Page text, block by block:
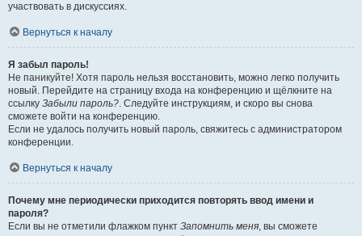
участвовать в дискуссиях.
Вернуться к началу
Я забыл пароль!
Не паникуйте! Хотя пароль нельзя восстановить, можно легко получить
новый. Перейдите на страницу входа на конференцию и щёлкните на
ссылку Забыли пароль?. Следуйте инструкциям, и скоро вы снова
сможете войти на конференцию.
Если не удалось получить новый пароль, свяжитесь с администратором
конференции.
Вернуться к началу
Почему мне периодически приходится повторять ввод имени и
пароля?
Если вы не отметили флажком пункт Запомнить меня, вы сможете